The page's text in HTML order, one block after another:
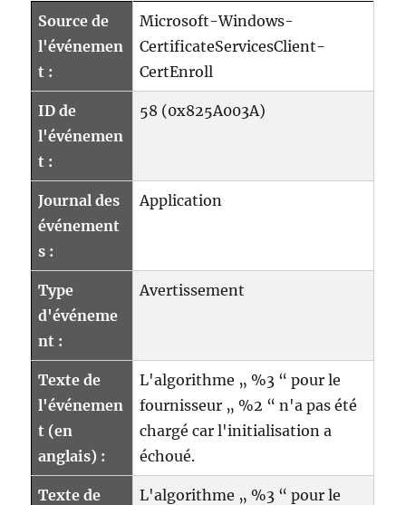
Source de
l'événemen
t :
Microsoft-Windows-
CertificateServicesClient-
CertEnroll
ID de
l'événemen
t :
58 (0x825A003A)
Journal des
événement
s :
Application
Type
d'événeme
nt :
Avertissement
Texte de
l'événemen
t (en
anglais) :
L'algorithme „ %3 “ pour le
fournisseur „ %2 “ n'a pas été
chargé car l'initialisation a
échoué.
Texte de
L'algorithme „ %3 “ pour le